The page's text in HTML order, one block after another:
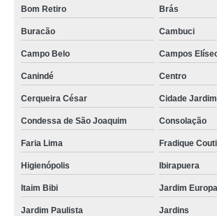
aquecedor solar quanto custa Belenzinho
aquecedor solar para residência Moema
aquecedor solar para chuveiro Cambuci
comprar aquecedor solar barato Muniz de Souza
aquecedor solar para chuveiro preço Parque São
aquecedor solar para piscinas Jardim Novo Oriente
Bom Retiro Brás
Buracão Cambuci
Campo Belo Campos
Canindé Centro
Cerqueira César Cidade Jardim
Condessa de São Joaquim Consolação
Faria Lima Fradique
Higienópolis Ibirapuera
Itaim Bibi Jardim Europa
Jardim Paulista Jardins